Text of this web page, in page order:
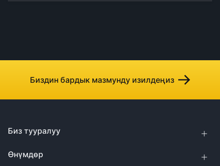
Биздин бардык мазмунду изилдеңиз
Биз тууралуу
Өнүмдөр